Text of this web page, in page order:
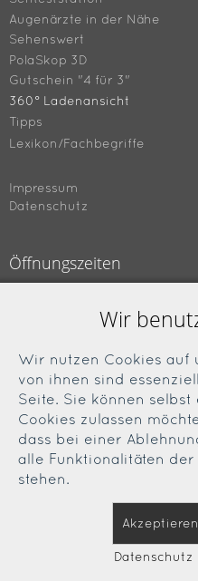
Augenärzte in der Nähe
Sehenswert
PolaSkop 3D
Gutschein "4 für 3"
360° Ladenansicht
Tipps
Lexikon/Fachbegriffe
Impressum
Datenschutz
Öffnungszeiten
09.00 bis 18.00 Uhr
Samstag
09.00 bis 13.00 Uhr
Soziale Medien
Facebook
Wir
Wir nutzen Cookies auf
von ihnen sind
Seite. Sie können
Cookies zulassen
dass bei einer
alle Funktionalitäten
stehen.
Akzeptieren
Datenschutz